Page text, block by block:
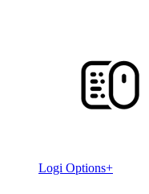
Logi Options+